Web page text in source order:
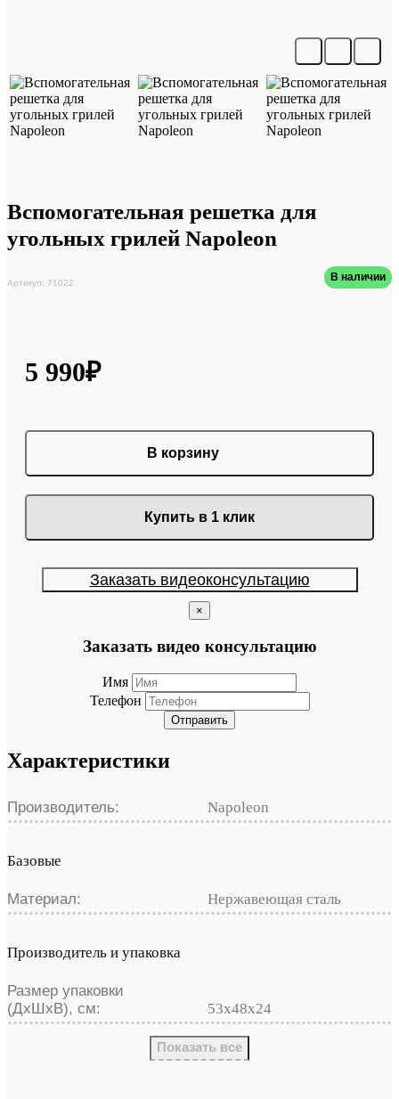
Вспомогательная решетка для
угольных грилей Napoleon
Артикул: 71022 В наличии
5 990₽
В корзину
Купить в 1 клик
Заказать видеоконсультацию
×
Заказать видео консультацию
Имя
Телефон
Отправить
Характеристики
Производитель: Napoleon
Базовые
Материал: Нержавеющая сталь
Производитель и упаковка
Размер упаковки
(ДхШхВ), см:
53х48х24
Показать все